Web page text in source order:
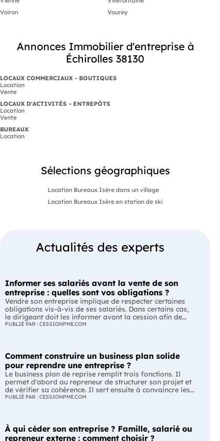
Voiron
Vourey
Annonces Immobilier d'entreprise à
Échirolles 38130
LOCAUX COMMERCIAUX - BOUTIQUES
Location
Vente
LOCAUX D'ACTIVITÉS - ENTREPÔTS
Location
Vente
BUREAUX
Location
Sélections géographiques
Location Bureaux Isère dans un village
Location Bureaux Isère en station de ski
Actualités des experts
Informer ses salariés avant la vente de son
entreprise : quelles sont vos obligations ?
Vendre son entreprise implique de respecter certaines
obligations vis-à-vis de ses salariés. Dans certains cas,
le dirigeant doit les informer avant la cession afin de
leur permettre, s'ils le souhaitent, de présenter une offre
L'essentiel Les entreprises de moins de 250 salariés sont
soumises, dans certains cas, à une obligation
d'information préalable des salariés. Cette obligation
concerne la vente d'un fonds de commerce ou la cession
de la majorité des titres d'une société. Le délai
d'information varie selon la taille de l'entreprise. Les
L'obligation d'information concerne uniquement
certaines entreprises et certaines opérations de cession.
PUBLIÉ PAR : CESSIONPME.COM
Comment construire un business plan solide
pour reprendre une entreprise ?
Le business plan de reprise remplit trois fonctions. Il
permet d'abord au repreneur de structurer son projet et
de vérifier sa cohérence. Il sert ensuite à convaincre les
banques et les partenaires financiers de l'accompagner.
consiste pas à reprendre les anciens comptes de
l'entreprise. Il explique comment l'entreprise évoluera
PUBLIÉ PAR : CESSIONPME.COM
À qui céder son entreprise ? Famille, salarié ou
repreneur externe : comment choisir ?